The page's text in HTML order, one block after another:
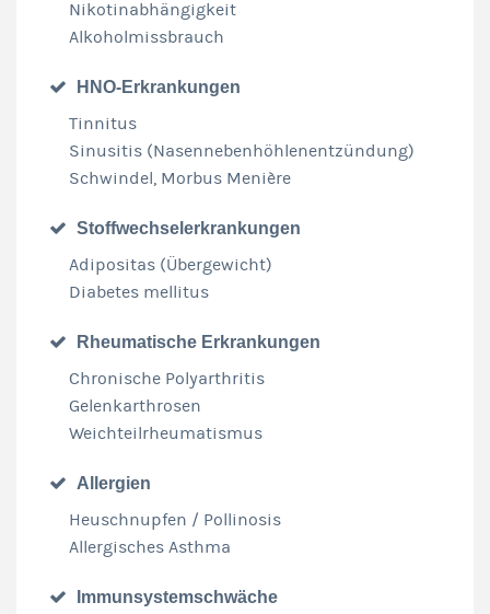
Nikotinabhängigkeit
Alkoholmissbrauch
HNO-Erkrankungen
Tinnitus
Sinusitis (Nasennebenhöhlenentzündung)
Schwindel, Morbus Menière
Stoffwechselerkrankungen
Adipositas (Übergewicht)
Diabetes mellitus
Rheumatische Erkrankungen
Chronische Polyarthritis
Gelenkarthrosen
Weichteilrheumatismus
Allergien
Heuschnupfen / Pollinosis
Allergisches Asthma
Immunsystemschwäche